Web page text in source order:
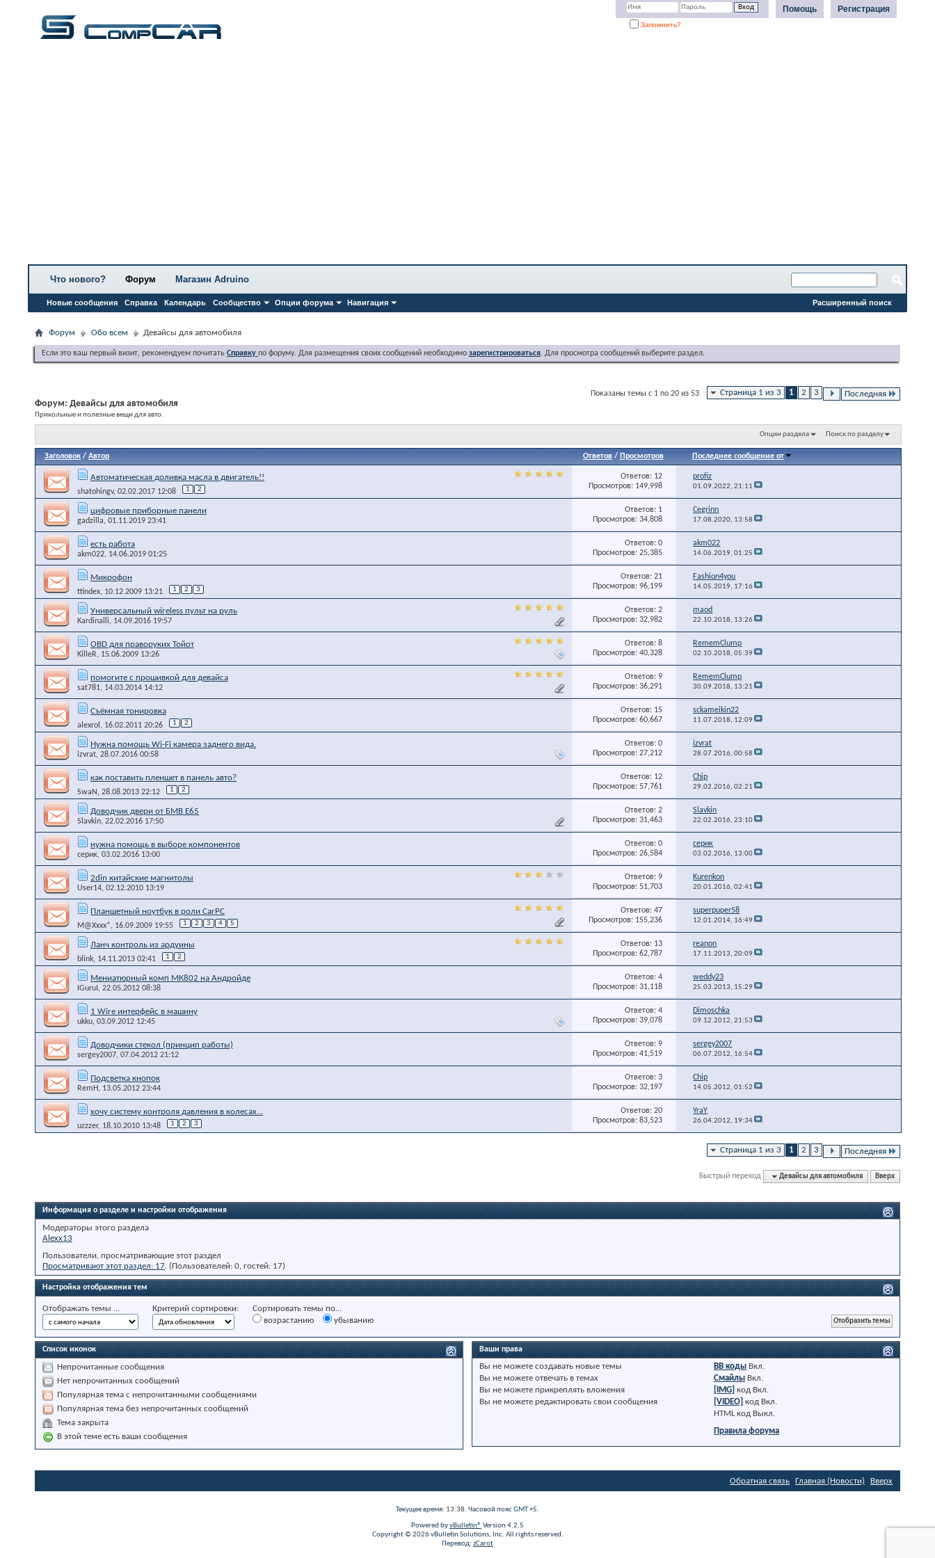
Регистрация
Помощь
Запомнить?
Что нового? Форум
Новые сообщения Справка Календарь Сообщество Опции форума Навигация
Магазин Adruino
Расширенный поиск
Форум Обо всем Девайсы для автомобиля
Если это ваш первый визит, рекомендуем почитать Справку по форуму. Для размещения своих сообщений необходимо зарегистрироваться. Для просмотра сообщений выберите раздел.
Страница 1 из 3 1 2 3 Последняя
Показаны темы с 1 по 20 из 53
Форум: Девайсы для автомобиля
Прикольные и полезные вещи для авто.
Опции раздела Поиск по разделу
Заголовок / Автор Ответов/ Просмотров Последнее сообщение от
Автоматическая доливка масла в двигатель!!
shatohingv, 02.02.2017 12:08 1 2
Ответов: 12
Просмотров: 149,998
profiz
01.09.2022,21:11
цифровые приборные панели
gadzilla, 01.11.2019 23:41
Ответов: 1
Просмотров: 34,808
Cegrinn
17.08.2020, 13:58
есть работа
akm022, 14.06.2019 01:25
Ответов: 0
Просмотров: 25,385
akm022
14.06.2019,01:25
Микрофон
ttindex, 10.12.2009 13:21 1 2 3
Ответов: 21
Просмотров: 96,199
Fashion4you
14.05.2019, 17:16
Универсальный wireless пульт на руль
Kardinalli, 14.09.2016 19:57
Ответов: 2
Просмотров: 32,982
maod
22.10.2018, 13:26
OBD для праворуких Тойот
KilleR, 15.06.2009 13:26
Ответов: 8
Просмотров: 40,328
RememClump
02.10.2018,05:39
помогите с прошивкой для девайса
sat781, 14.03.2014 14:12
Ответов: 9
Просмотров: 36,291
RememClump
30.09.2018, 13:21
Съёмная тонировка
alexrol , 16.02.2011 20:26 1 2
Ответов: 15
Просмотров: 60,667
sckameikin22
11.07.2018, 12:09
Нужна помощь Wi-Fi камера заднего вида.
izvrat, 28.07.2016 00:58
Ответов: 0
Просмотров: 27,212
izvrat
28.07.2016,00:58
как поставить пленшет в панель авто?
SwaN , 28.08.2013 22:12 1 2
Ответов: 12
Просмотров: 57,761
Chip
29.02.2016,02:21
Доводчик двери от БМВ Е65
Slavkin, 22.02.2016 17:50
Ответов: 2
Просмотров: 31,463
Slavkin
22.02.2016,23:10
нужна помощь в выборе компонентов
серик, 03.02.2016 13:00
Ответов: 0
Просмотров: 26,584
серик
03.02.2016, 13:00
2din китайские магнитолы
User14, 02.12.2010 13:19
Ответов: 9
Просмотров: 51,703
Kurenkon
20.01.2016,02:41
Планшетный ноутбук в роли CarPC
M@Xxxx*, 16.09.2009 19:55 1 2 3 4 5
Ответов: 47
Просмотров: 155,236
superpuper58
12.01.2014, 16:49
Ланч контроль из ардуины
blink, 14.11.2013 02:41 1 2
Ответов: 13
Просмотров: 62,787
reanon
17.11.2013,20:09
Мениатюрный комп МК802 на Андройде
IGuruI , 22.05.2012 08:38
Ответов: 4
Просмотров: 31,118
weddy23
25.03.2013, 15:29
1 Wire интерфейс в машину
ukku, 03.09.2012 12:45
Ответов: 4
Просмотров: 39,078
Dimoschka
09.12.2012,21:53
Доводчики стекол (принцип работы)
sergey2007, 07.04.2012 21:12
Ответов: 9
Просмотров: 41,519
sergey2007
06.07.2012, 16:54
Подсветка кнопок
RemH, 13.05.2012 23:44
Ответов: 3
Просмотров: 32,197
Chip
14.05.2012,01:52
хочу систему контроля давления в колесах...
uzzzer, 18.10.2010 13:48 1 2 3
Ответов: 20
Просмотров: 83,523
YraY
26.04.2012, 19:34
Страница 1 из 3 1 2 3 Последняя
Быстрый переход Девайсы для автомобиля Вверх
Информация о разделе и настройки отображения
Модераторы этого раздела
Alexx13
Пользователи, просматривающие этот раздел
Просматривают этот раздел: 17. (Пользователей: 0, гостей: 17)
Настройка отображения тем
Отображать темы ... Критерий сортировки:
Сортировать темы по...
возрастанию
убыванию
Список иконок
Непрочитанные сообщения
Нет непрочитанных сообщений
Популярная тема с непрочитанными сообщениями
Популярная тема без непрочитанных сообщений
Тема закрыта
В этой теме есть ваши сообщения
Ваши права
Вы не можете создавать новые темы
Вы не можете отвечать в темах
Вы не можете прикреплять вложения
Вы не можете редактировать свои сообщения
BB коды Вкл.
Смайлы Вкл.
[IMG] код Вкл.
[VIDEO] код Вкл.
HTML код Выкл.
Правила форума
Обратная связь Главная (Новости) Вверх
Текущее время: 13:38. Часовой пояс GMT +5.
Powered byvBulletin® Version 4.2.5
Copyright © 2026 vBulletin Solutions, Inc. All rights reserved.
Перевод: zCarot